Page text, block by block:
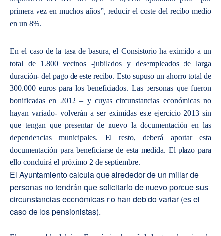
primera vez en muchos años”, reducir el coste del recibo medio
en un 8%.
En el caso de la tasa de basura, el Consistorio ha eximido a un
total de 1.800 vecinos -jubilados y desempleados de larga
duración- del pago de este recibo. Esto supuso un ahorro total de
300.000 euros para los beneficiados. Las personas que fueron
bonificadas en 2012 – y cuyas circunstancias económicas no
hayan variado- volverán a ser eximidas este ejercicio 2013 sin
que tengan que presentar de nuevo la documentación en las
dependencias municipales. El resto, deberá aportar esta
documentación para beneficiarse de esta medida. El plazo para
ello concluirá el próximo 2 de septiembre.
El Ayuntamiento calcula que alrededor de un millar de
personas no tendrán que solicitarlo de nuevo porque sus
circunstancias económicas no han debido variar (es el
caso de los pensionistas).